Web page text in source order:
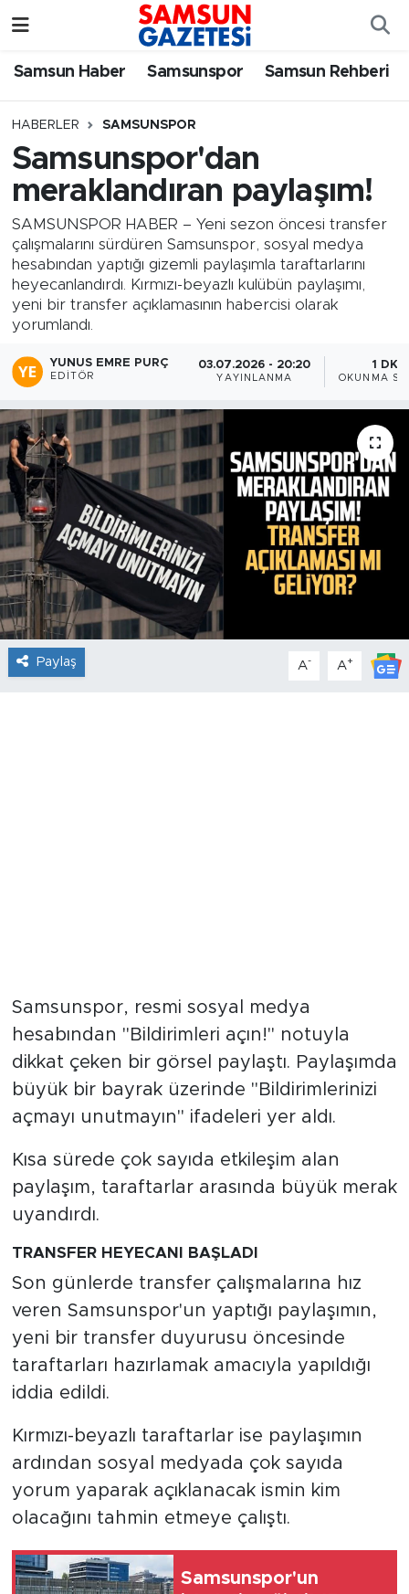
Samsun Haber Samsunspor Samsun Rehberi
HABERLER SAMSUNSPOR
Samsunspor'dan
meraklandıran paylaşım!
SAMSUNSPOR HABER – Yeni sezon öncesi transfer
çalışmalarını sürdüren Samsunspor, sosyal medya
hesabından yaptığı gizemli paylaşımla taraftarlarını
heyecanlandırdı. Kırmızı-beyazlı kulübün paylaşımı,
yeni bir transfer açıklamasının habercisi olarak
yorumlandı.
YUNUS EMRE PURÇ
EDITÖR
03.07.2026 - 20:20
YAYINLANMA
1 DK
OKUNMA
Paylaş A- A+
Samsunspor, resmi sosyal medya
hesabından "Bildirimleri açın!" notuyla
dikkat çeken bir görsel paylaştı. Paylaşımda
büyük bir bayrak üzerinde "Bildirimlerinizi
açmayı unutmayın" ifadeleri yer aldı.
Kısa sürede çok sayıda etkileşim alan
paylaşım, taraftarlar arasında büyük merak
uyandırdı.
TRANSFER HEYECANI BAŞLADI
Son günlerde transfer çalışmalarına hız
veren Samsunspor'un yaptığı paylaşımın,
yeni bir transfer duyurusu öncesinde
taraftarları hazırlamak amacıyla yapıldığı
iddia edildi.
Kırmızı-beyazlı taraftarlar ise paylaşımın
ardından sosyal medyada çok sayıda
yorum yaparak açıklanacak ismin kim
olacağını tahmin etmeye çalıştı.
Samsunspor'un
Samsun Haber
Samsun Rehberi
Samsun Nöbetçi Eczaneler
SAMSUN Namaz Vakitleri
Samsun Trafik Yoğunluk Haritası
Süper Lig Puan Durumu ve Fikstür
Tüm Manşetler